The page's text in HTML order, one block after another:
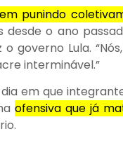
punindo
o ano
o governo Lula.
interminável.”
em que
ofensiva que já